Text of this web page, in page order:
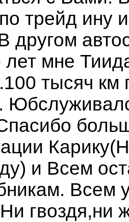
трейд ину
другом
лет мне
тысяч км
и Всем
Всем
гвоздя,ни